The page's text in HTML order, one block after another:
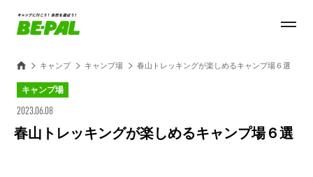
キャンプ キャンプ場 春山トレッキングが楽しめるキャンプ場６選
キャンプ場
2023.06.08
春山トレッキングが楽しめるキャンプ場６選